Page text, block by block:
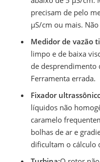
precisam de pelo
µS/cm ou mais.
Medidor de vazão
limpo e de baixa
de desprendimento
Ferramenta errada.
Fixador
líquidos não
caramelo
bolhas de ar e
dificultam o cálculo